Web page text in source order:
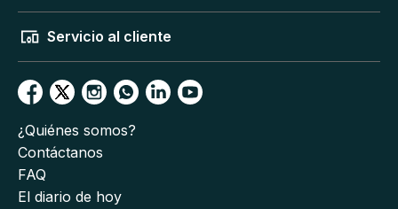
Servicio al cliente
¿Quiénes somos?
Contáctanos
FAQ
El diario de hoy